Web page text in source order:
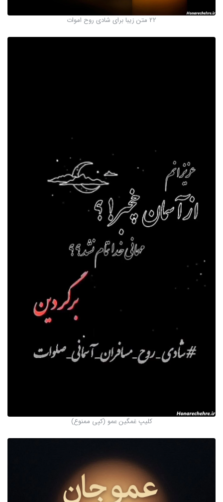
22 متن زیبا برای شادی روح اموات
کلیپ غمگین عمو (کپی ممنوع)